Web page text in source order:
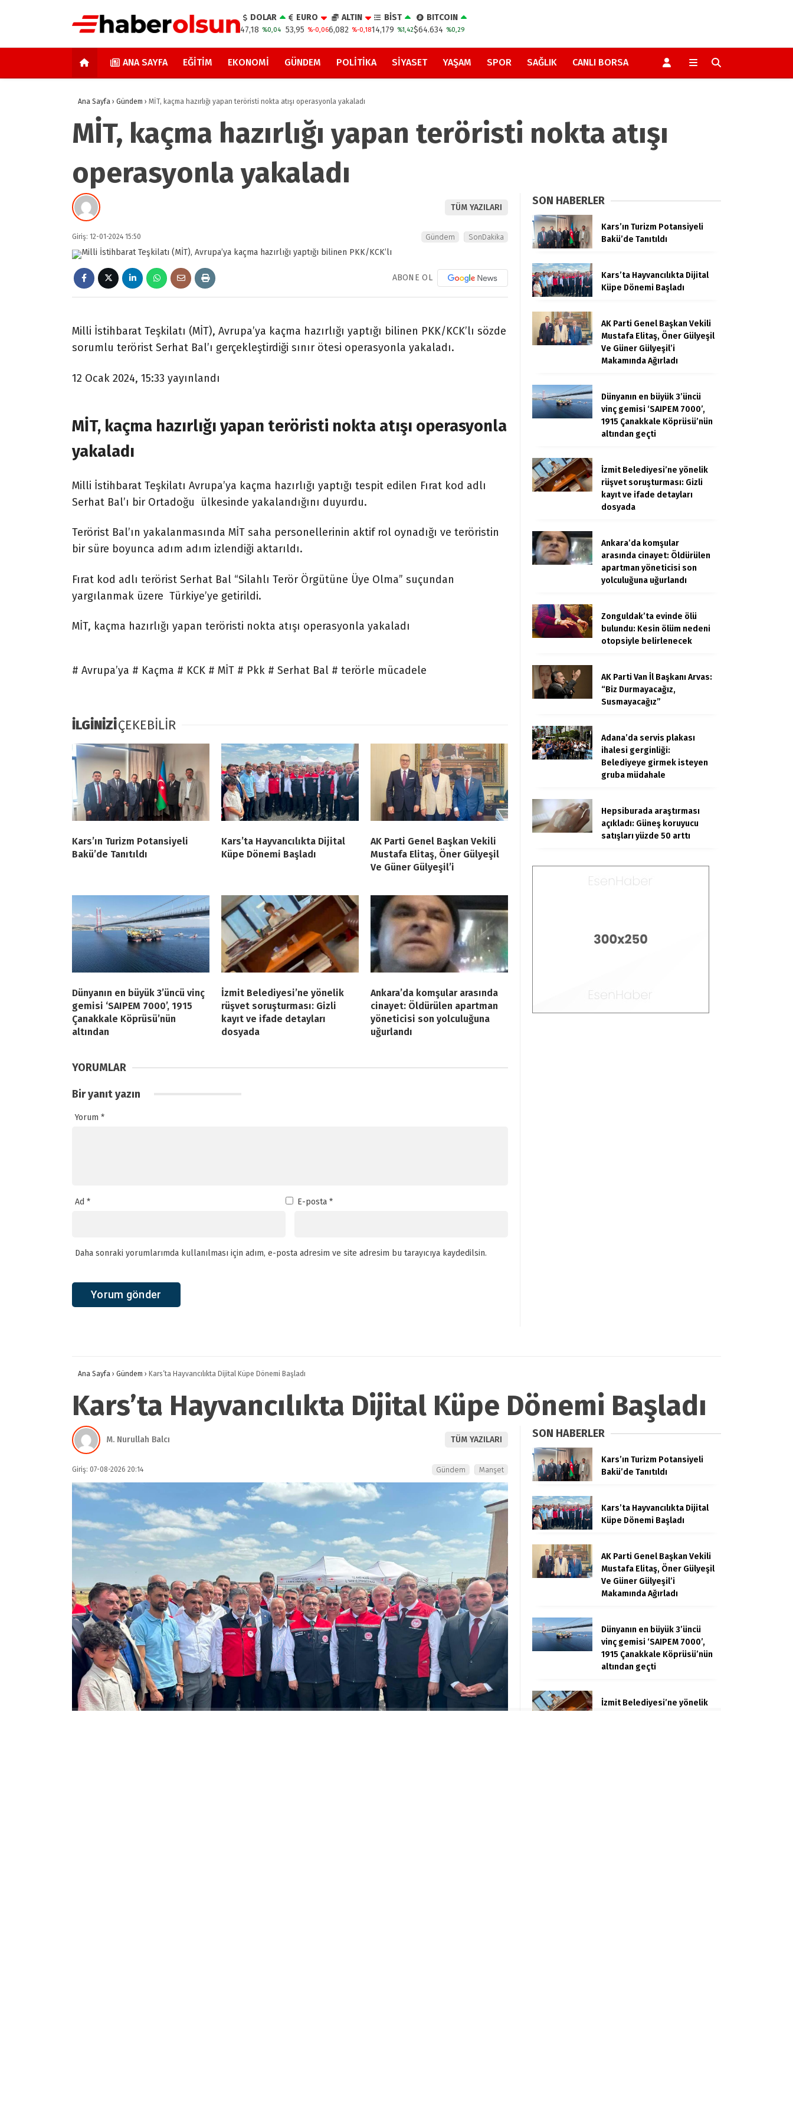
DOLAR
47,18 %0,04
EURO
53,95 %-0,06
ALTIN
6,082 %-0,18
BİST
14,179 %1,42
BITCOIN
$64.634 %0,29
ANA SAYFA EĞITIM EKONOMI GÜNDEM POLITIKA SIYASET YAŞAM SPOR SAĞLIK CANLI BORSA
Ana Sayfa › Gündem › MİT, kaçma hazırlığı yapan teröristi nokta atışı operasyonla yakaladı
MİT, kaçma hazırlığı yapan teröristi nokta atışı
operasyonla yakaladı
TÜM YAZILARI
Giriş: 12-01-2024 15:50 Gündem SonDakika
ABONE OL
Milli İstihbarat Teşkilatı (MİT), Avrupa’ya kaçma hazırlığı yaptığı bilinen PKK/KCK’lı sözde
sorumlu terörist Serhat Bal’ı gerçekleştirdiği sınır ötesi operasyonla yakaladı.
12 Ocak 2024, 15:33 yayınlandı
MİT, kaçma hazırlığı yapan teröristi nokta atışı operasyonla
yakaladı
Milli İstihbarat Teşkilatı Avrupa’ya kaçma hazırlığı yaptığı tespit edilen Fırat kod adlı
Serhat Bal’ı bir Ortadoğu ülkesinde yakalandığını duyurdu.
Terörist Bal’ın yakalanmasında MİT saha personellerinin aktif rol oynadığı ve teröristin
bir süre boyunca adım adım izlendiği aktarıldı.
Fırat kod adlı terörist Serhat Bal “Silahlı Terör Örgütüne Üye Olma” suçundan
yargılanmak üzere Türkiye’ye getirildi.
MİT, kaçma hazırlığı yapan teröristi nokta atışı operasyonla yakaladı
# Avrupa’ya # Kaçma # KCK # MİT # Pkk # Serhat Bal # terörle mücadele
İLGİNİZİÇEKEBİLİR
Kars’ın Turizm Potansiyeli
Bakü’de Tanıtıldı
Kars’ta Hayvancılıkta Dijital
Küpe Dönemi Başladı
AK Parti Genel Başkan Vekili
Mustafa Elitaş, Öner Gülyeşil
Ve Güner Gülyeşil’i
Dünyanın en büyük 3’üncü vinç
gemisi ‘SAIPEM 7000’, 1915
Çanakkale Köprüsü’nün
altından
İzmit Belediyesi’ne yönelik
rüşvet soruşturması: Gizli
kayıt ve ifade detayları
dosyada
Ankara’da komşular arasında
cinayet: Öldürülen apartman
yöneticisi son yolculuğuna
uğurlandı
YORUMLAR
Bir yanıt yazın
Yorum *
Ad * E-posta *
Daha sonraki yorumlarımda kullanılması için adım, e-posta adresim ve site adresim bu tarayıcıya kaydedilsin.
SON HABERLER
Kars’ın Turizm Potansiyeli
Bakü’de Tanıtıldı
Kars’ta Hayvancılıkta Dijital
Küpe Dönemi Başladı
AK Parti Genel Başkan Vekili
Mustafa Elitaş, Öner Gülyeşil
Ve Güner Gülyeşil’i
Makamında Ağırladı
Dünyanın en büyük 3’üncü
vinç gemisi ‘SAIPEM 7000’,
1915 Çanakkale Köprüsü’nün
altından geçti
İzmit Belediyesi’ne yönelik
rüşvet soruşturması: Gizli
kayıt ve ifade detayları
dosyada
Ankara’da komşular
arasında cinayet: Öldürülen
apartman yöneticisi son
yolculuğuna uğurlandı
Zonguldak’ta evinde ölü
bulundu: Kesin ölüm nedeni
otopsiyle belirlenecek
AK Parti Van İl Başkanı Arvas:
“Biz Durmayacağız,
Susmayacağız”
Adana’da servis plakası
ihalesi gerginliği:
Belediyeye girmek isteyen
gruba müdahale
Hepsiburada araştırması
açıkladı: Güneş koruyucu
satışları yüzde 50 arttı
Ana Sayfa › Gündem › Kars’ta Hayvancılıkta Dijital Küpe Dönemi Başladı
Kars’ta Hayvancılıkta Dijital Küpe Dönemi Başladı
M. Nurullah Balcı TÜM YAZILARI
Giriş: 07-08-2026 20:14 Gündem Manşet
SON HABERLER
Kars’ın Turizm Potansiyeli
Bakü’de Tanıtıldı
Kars’ta Hayvancılıkta Dijital
Küpe Dönemi Başladı
AK Parti Genel Başkan Vekili
Mustafa Elitaş, Öner Gülyeşil
Ve Güner Gülyeşil’i
Makamında Ağırladı
Dünyanın en büyük 3’üncü
vinç gemisi ‘SAIPEM 7000’,
1915 Çanakkale Köprüsü’nün
altından geçti
İzmit Belediyesi’ne yönelik